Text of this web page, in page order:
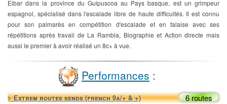
Eibar dans la province du Guipuscoa au Pays basque, est un grimpeur
espagnol, spécialisé dans l'escalade libre de haute difficultés. Il est connu
pour son palmarès en compétition d'escalade et en falaise avec ses
répétitions après travail de La Rambla, Biographie et Action directe mais
aussi le premier à avoir réalisé un 8c+ à vue.
Performances :
> Extrem routes sends (french 9a/+ & +) 6 routes